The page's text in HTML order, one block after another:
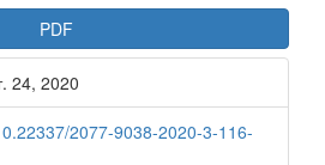
PDF
24, 2020
2077-9038-2020-3-116-